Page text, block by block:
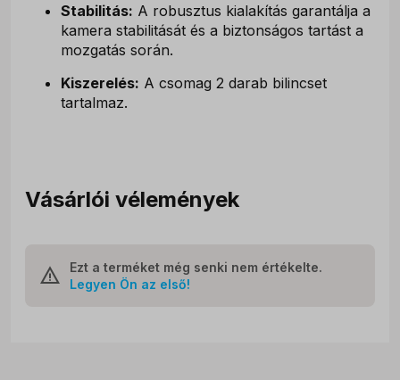
Stabilitás: A robusztus kialakítás garantálja a
kamera stabilitását és a biztonságos tartást a
mozgatás során.
Kiszerelés: A csomag 2 darab bilincset
tartalmaz.
Vásárlói vélemények
Ezt a terméket még senki nem értékelte.
Legyen Ön az első!